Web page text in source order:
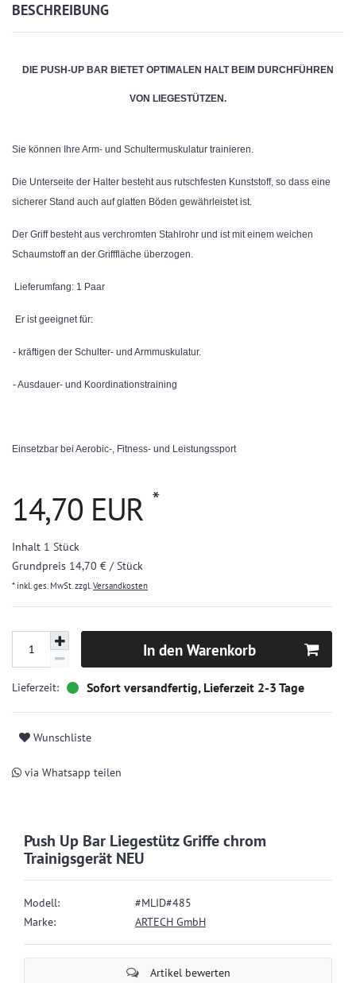
BESCHREIBUNG
DIE PUSH-UP BAR BIETET OPTIMALEN HALT BEIM DURCHFÜHREN
VON LIEGESTÜTZEN.
Sie können Ihre Arm- und Schultermuskulatur trainieren.
Die Unterseite der Halter besteht aus rutschfesten Kunststoff, so dass eine
sicherer Stand auch auf glatten Böden gewährleistet ist.
Der Griff besteht aus verchromten Stahlrohr und ist mit einem weichen
Schaumstoff an der Grifffläche überzogen.
Lieferumfang: 1 Paar
Er ist geeignet für:
- kräftigen der Schulter- und Armmuskulatur.
- Ausdauer- und Koordinationstraining
Einsetzbar bei Aerobic-, Fitness- und Leistungssport
Push Up Bar Liegestütz Griffe chrom
Trainigsgerät NEU
Modell:
#MLID#485
Marke:
ARTECH GmbH
Artikel bewerten
14,70 EUR *
Inhalt 1 Stück
Grundpreis 14,70 € / Stück
* inkl. ges. MwSt. zzgl.Versandkosten
In den Warenkorb
Sofort versandfertig, Lieferzeit 2-3 Tage
Wunschliste
via Whatsapp teilen